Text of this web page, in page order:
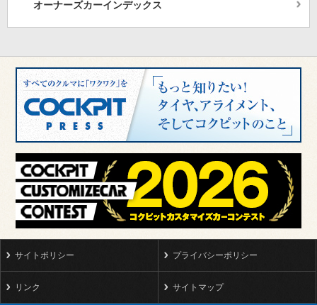
オーナーズカーインデックス
サイトポリシー プライバシーポリシー
リンク サイトマップ